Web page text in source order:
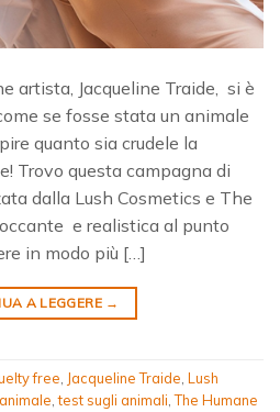
artista, Jacqueline Traide, si è
se fosse stata un animale
quanto sia crudele la
Trovo questa campagna di
dalla Lush Cosmetics e The
e realistica al punto
in modo più […]
A LEGGERE →
free, Jacqueline Traide, Lush
,test sugli animali,The Humane